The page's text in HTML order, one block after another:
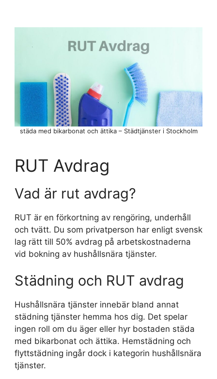
RUT Avdrag
Vad är rut avdrag?
RUT är en förkortning av rengöring, underhåll
och tvätt. Du som privatperson har enligt svensk
lag rätt till 50% avdrag på arbetskostnaderna
vid bokning av hushållsnära tjänster.
Städning och RUT avdrag
Hushållsnära tjänster innebär bland annat
städning tjänster hemma hos dig. Det spelar
ingen roll om du äger eller hyr bostaden städa
med bikarbonat och ättika. Hemstädning och
flyttstädning ingår dock i kategorin hushållsnära
tjänster.
städa med bikarbonat och ättika – Städtjänster i Stockholm